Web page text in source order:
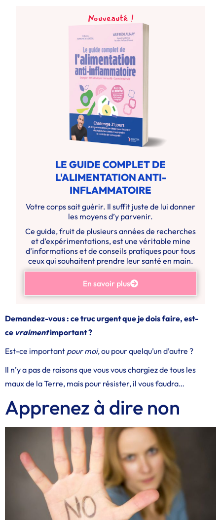
Nouveauté !
LE GUIDE COMPLET DE
L'ALIMENTATION ANTI-
INFLAMMATOIRE
Votre corps sait guérir. Il suffit juste de lui donner
les moyens d’y parvenir.
Ce guide, fruit de plusieurs années de recherches
et d’expérimentations, est une véritable mine
d’informations et de conseils pratiques pour tous
ceux qui souhaitent prendre leur santé en main.
En savoir plus
Demandez-vous : ce truc urgent que je dois faire, est-
ce vraimentimportant ?
Est-ce important pour moi, ou pour quelqu’un d’autre ?
Il n’y a pas de raisons que vous vous chargiez de tous les
maux de la Terre, mais pour résister, il vous faudra…
Apprenez à dire non